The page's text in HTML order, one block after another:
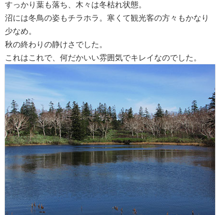
すっかり葉も落ち、木々は冬枯れ状態。
沼には冬鳥の姿もチラホラ。寒くて観光客の方々もかなり
少なめ。
秋の終わりの静けさでした。
これはこれで、何だかいい雰囲気でキレイなのでした。